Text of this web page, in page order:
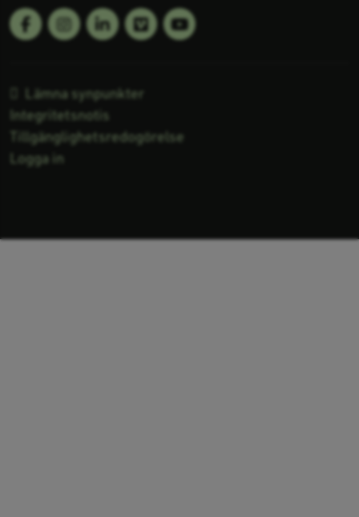
Följ oss på:
Facebook LinkedinVimeoYoutube
Lämna synpunkter
Integritetsnotis
Tillgänglighetsredogörelse
Logga in